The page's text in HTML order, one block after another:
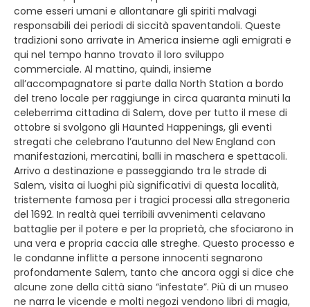
come esseri umani e allontanare gli spiriti malvagi
responsabili dei periodi di siccità spaventandoli. Queste
tradizioni sono arrivate in America insieme agli emigrati e
qui nel tempo hanno trovato il loro sviluppo
commerciale. Al mattino, quindi, insieme
all’accompagnatore si parte dalla North Station a bordo
del treno locale per raggiunge in circa quaranta minuti la
celeberrima cittadina di Salem, dove per tutto il mese di
ottobre si svolgono gli Haunted Happenings, gli eventi
stregati che celebrano l’autunno del New England con
manifestazioni, mercatini, balli in maschera e spettacoli.
Arrivo a destinazione e passeggiando tra le strade di
Salem, visita ai luoghi più significativi di questa località,
tristemente famosa per i tragici processi alla stregoneria
del 1692. In realtà quei terribili avvenimenti celavano
battaglie per il potere e per la proprietà, che sfociarono in
una vera e propria caccia alle streghe. Questo processo e
le condanne inflitte a persone innocenti segnarono
profondamente Salem, tanto che ancora oggi si dice che
alcune zone della città siano “infestate”. Più di un museo
ne narra le vicende e molti negozi vendono libri di magia,